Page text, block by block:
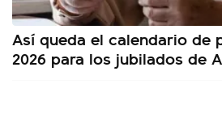
Así queda el calendario de
2026 para los jubilados de